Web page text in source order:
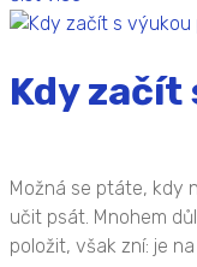
Kdy začít
Možná se ptáte, kdy
učit psát. Mnohem
položit, však zní: je